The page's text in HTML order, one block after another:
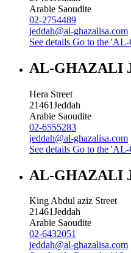
Arabie Saoudite
02-2754489
jeddah@al-ghazalisa.com
See details Go to the
AL-GHAZALI
Hera Street
21461Jeddah
Arabie Saoudite
02-6555283
jeddah@al-ghazalisa.com
See details Go to the
AL-GHAZALI
King Abdul aziz Street
21461Jeddah
Arabie Saoudite
02-6432051
jeddah@al-ghazalisa.com